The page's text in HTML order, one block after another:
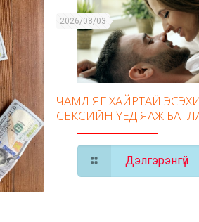
2026/08/03
ЧАМД ЯГ ХАЙРТАЙ
СЕКСИЙН ҮЕД ЯАЖ
Дэлгэрэнгүй